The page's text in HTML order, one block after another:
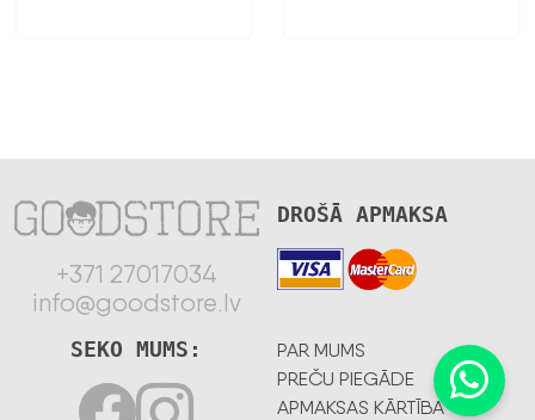
+371 27017034
info@goodstore.lv
DROŠĀ APMAKSA
PAR MUMS
PREČU PIEGĀDE
APMAKSAS KĀRTĪBA
SEKO MUMS: